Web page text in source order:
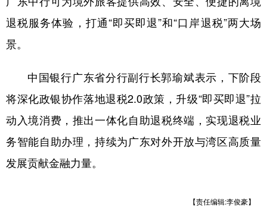
退税服务体验，打通“即买即退”和“口岸退税”两大场
景。
中国银行广东省分行副行长郭瑜斌表示，下阶段
将深化政银协作落地退税2.0政策，升级“即买即退”拉
动入境消费，推出一体化自助退税终端，实现退税业
务智能自助办理，持续为广东对外开放与湾区高质量
发展贡献金融力量。
【责任编辑:李俊豪】